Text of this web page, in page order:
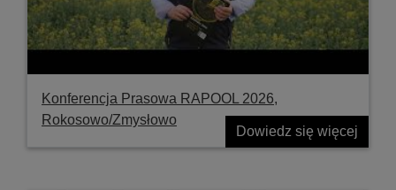
Konferencja Prasowa RAPOOL 2026,
Rokosowo/Zmysłowo
Dowiedz się więcej